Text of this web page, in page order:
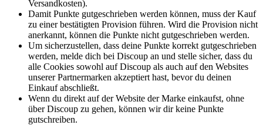
Versandkosten).
Damit Punkte gutgeschrieben werden können, muss der Kauf
zu einer bestätigten Provision führen. Wird die Provision nicht
anerkannt, können die Punkte nicht gutgeschrieben werden.
Um sicherzustellen, dass deine Punkte korrekt gutgeschrieben
werden, melde dich bei Discoup an und stelle sicher, dass du
alle Cookies sowohl auf Discoup als auch auf den Websites
unserer Partnermarken akzeptiert hast, bevor du deinen
Einkauf abschließt.
Wenn du direkt auf der Website der Marke einkaufst, ohne
über Discoup zu gehen, können wir dir keine Punkte
gutschreiben.